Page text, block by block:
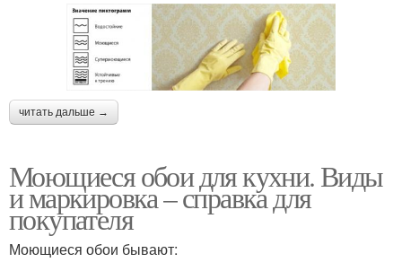
читать дальше →
Моющиеся обои для кухни. Виды
и маркировка – справка для
покупателя
Моющиеся обои бывают: